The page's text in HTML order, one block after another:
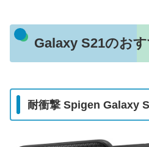
Galaxy S21のお
耐衝撃 Spigen Galaxy